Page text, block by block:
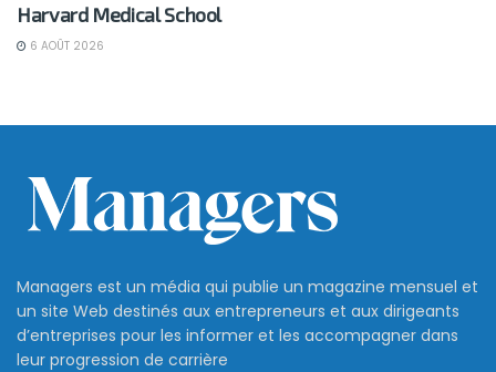
Harvard Medical School
6 AOÛT 2026
Managers est un média qui publie un magazine mensuel et
un site Web destinés aux entrepreneurs et aux dirigeants
d’entreprises pour les informer et les accompagner dans
leur progression de carrière